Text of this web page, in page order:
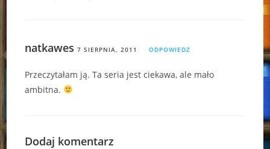
natkawes 7 SIERPNIA, 2011 ODPOWIEDZ
Przeczytałam ją. Ta seria jest ciekawa, ale mało
ambitna.
Dodaj komentarz